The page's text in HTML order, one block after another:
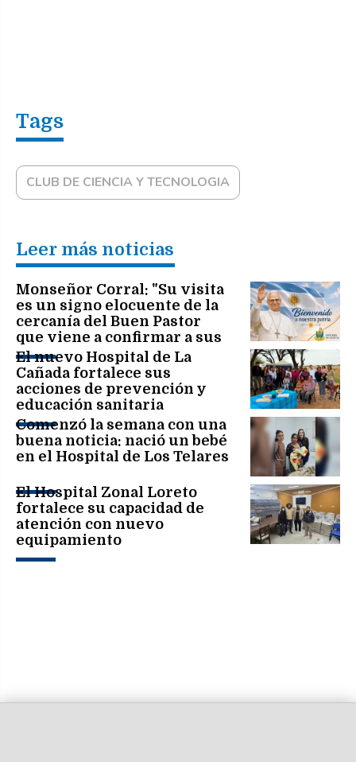
CLUB DE CIENCIA Y TECNOLOGIA
Leer más noticias
Monseñor Corral: "Su visita
es un signo elocuente de la
cercanía del Buen Pastor
que viene a confirmar a sus
hermanos en la fe"
El nuevo Hospital de La
Cañada fortalece sus
acciones de prevención y
educación sanitaria
Comenzó la semana con una
buena noticia: nació un bebé
en el Hospital de Los Telares
El Hospital Zonal Loreto
fortalece su capacidad de
atención con nuevo
equipamiento